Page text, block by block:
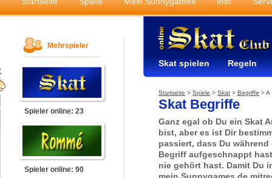
Mehrspieler
Spieler online: 23
Spieler online: 90
Skat spielen Regeln
Startseite > Spiele > Skat > Begriffe >A
Skat Begriffe
Ganz egal ob Du ein Skat
bist, aber es ist Dir
passiert, dass Du
Begriff aufgeschnappt
nie gehört hast. Damit Du